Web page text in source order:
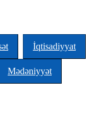
İqtisadiyyat
Mədəniyyət